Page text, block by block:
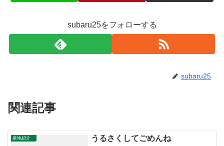
subaru25をフォローする
subaru25
関連記事
産地紹介 うるさくしてごめんね